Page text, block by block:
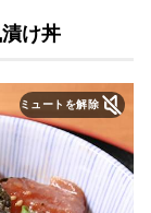
け丼
ミュートを解除